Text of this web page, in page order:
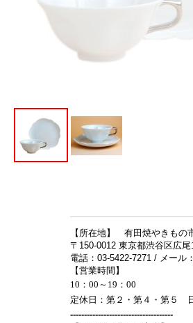
【所在地】 有田焼やきもの
〒150-0012 東京都渋谷区広尾
電話：03-5422-7271 / メー
【営業時間】
10：00～19：00
定休日：第２・第４・第５
-------------------------------------